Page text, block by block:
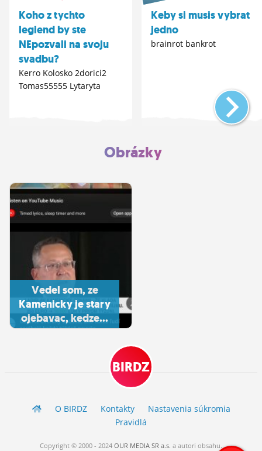
Koho z tychto
legiend by ste
NEpozvali na svoju
svadbu?
Kerro Kolosko 2dorici2
Tomas55555 Lytaryta
Keby si musis vybrat
jedno
brainrot bankrot
Obrázky
Vedel som, ze
Kamenicky je stary
ojebavac, kedze...
BIRDZ
O BIRDZ Kontakty
Nastavenia súkromia
Pravidlá
Copyright © 2000 - 2024 OUR MEDIA SR a.s. a autori obsahu.